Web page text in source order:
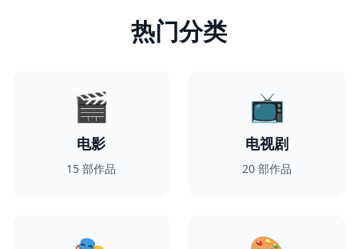
热门分类
🎬
电影
15 部作品
📺
电视剧
20 部作品